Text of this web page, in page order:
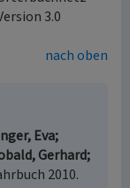
3.0
nach oben
Eva;
Gerhard;
2010.